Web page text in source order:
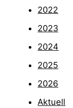
2022
2023
2024
2025
2026
Aktuell